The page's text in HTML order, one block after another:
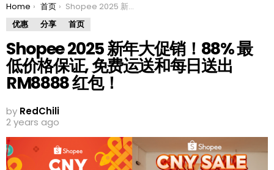
You are here:
Home 首页
Shopee 2025 新年大促销！88% 最低价格保证, 免费运送和每日送出RM8888 红包！
优惠
分享 首页
Shopee 2025 新年大促销！88% 最
低价格保证, 免费运送和每日送出
RM8888 红包！
by RedChili
2 years ago